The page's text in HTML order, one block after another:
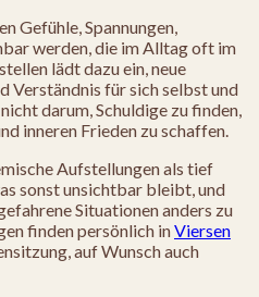
Gefühle, Spannungen,
werden, die im Alltag oft im
lädt dazu ein, neue
Verständnis für sich selbst und
darum, Schuldige zu finden,
inneren Frieden zu schaffen.
Aufstellungen als tief
sonst unsichtbar bleibt, und
Situationen anders zu
finden persönlich inViersen
auf Wunsch auch